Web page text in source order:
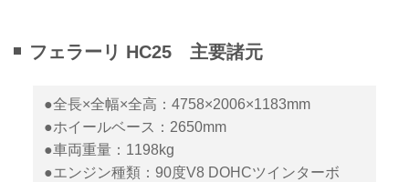
フェラーリ HC25 主要諸元
●全長×全幅×全高：4758×2006×1183mm
●ホイールベース：2650mm
●車両重量：1198kg
●エンジン種類：90度V8 DOHCツインターボ